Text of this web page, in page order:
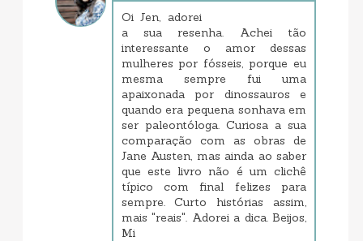
Oi Jen, adorei
a sua resenha. Achei tão
interessante o amor dessas
mulheres por fósseis, porque eu
mesma sempre fui uma
apaixonada por dinossauros e
quando era pequena sonhava em
ser paleontóloga. Curiosa a sua
comparação com as obras de
Jane Austen, mas ainda ao saber
que este livro não é um clichê
típico com final felizes para
sempre. Curto histórias assim,
mais "reais". Adorei a dica. Beijos,
Mi